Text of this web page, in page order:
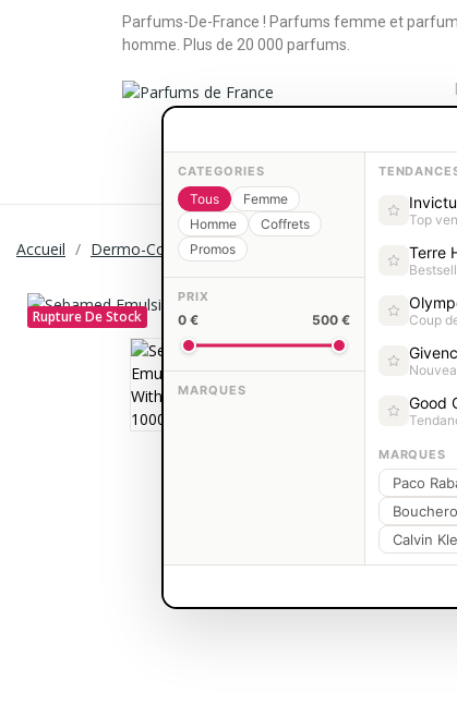
Parfums-De-France ! Parfums femme et
homme. Plus de 20 000 parfums.
Accueil Dermo-Cosmétique
Rupture De Stock
CATEGORIES
Tous
Femme
Homme
Coffrets
Promos
PRIX
0 € 500 €
MARQUES
Top
Terre
Coup
Good
MARQUES
Paco
Calvin